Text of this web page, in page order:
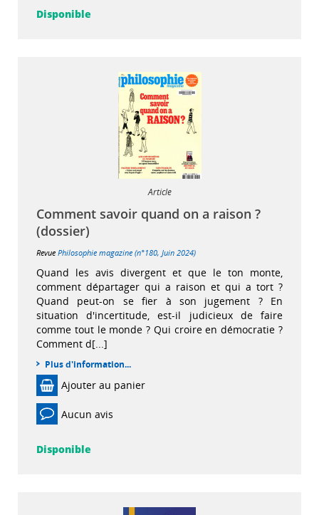
Disponible
Article
Comment savoir quand on a raison ?
(dossier)
Revue Philosophie magazine (n°180, Juin 2024)
Quand les avis divergent et que le ton monte,
comment départager qui a raison et qui a tort ?
Quand peut-on se fier à son jugement ? En
situation d'incertitude, est-il judicieux de faire
comme tout le monde ? Qui croire en démocratie ?
Comment d[...]
Plus d'information...
Ajouter au panier
Aucun avis
Disponible